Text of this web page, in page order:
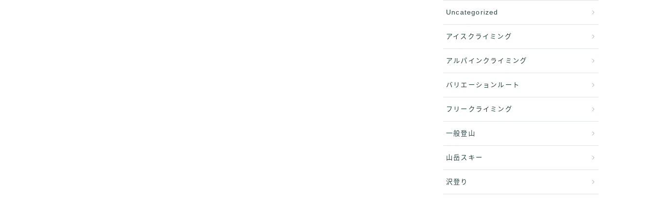
Uncategorized
アイスクライミング
アルパインクライミング
バリエーションルート
フリークライミング
一般登山
山岳スキー
沢登り